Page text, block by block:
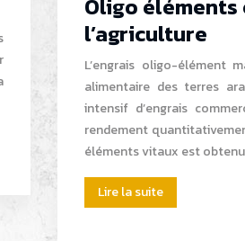
Oligo
l’agriculture
L’engrais oligo-élément
alimentaire des terres
intensif d’engrais
rendement
éléments vitaux est
Lire la suite